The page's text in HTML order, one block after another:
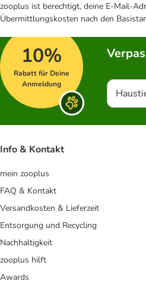
zooplus ist berechtigt, deine E-Mail-
Übermittlungskosten nach den
10%
Rabatt für Deine
Anmeldung
Info & Kontakt
mein zooplus
FAQ & Kontakt
Versandkosten & Lieferzeit
Entsorgung und Recycling
Nachhaltigkeit
zooplus hilft
Awards